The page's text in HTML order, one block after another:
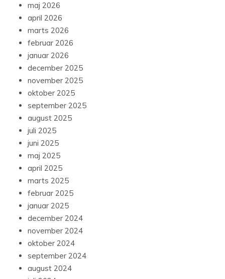
maj 2026
april 2026
marts 2026
februar 2026
januar 2026
december 2025
november 2025
oktober 2025
september 2025
august 2025
juli 2025
juni 2025
maj 2025
april 2025
marts 2025
februar 2025
januar 2025
december 2024
november 2024
oktober 2024
september 2024
august 2024